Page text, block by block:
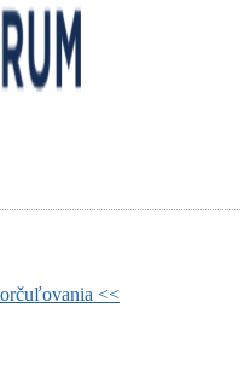
<<